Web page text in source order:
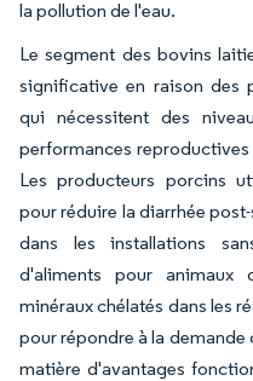
la pollution de l'eau.
Le segment des bovins
significative en raison des
qui nécessitent des
performances
Les producteurs porcins
pour réduire la diarrhée
dans les installations
d'aliments pour animaux
minéraux chélatés dans les
pour répondre à la
matière d'avantages